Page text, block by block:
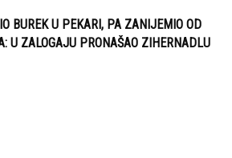
BUREK U PEKARI, PA ZANIJEMIO OD
U ZALOGAJU PRONAŠAO ZIHERNADLU